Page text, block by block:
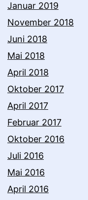
Januar 2019
November 2018
Juni 2018
Mai 2018
April 2018
Oktober 2017
April 2017
Februar 2017
Oktober 2016
Juli 2016
Mai 2016
April 2016